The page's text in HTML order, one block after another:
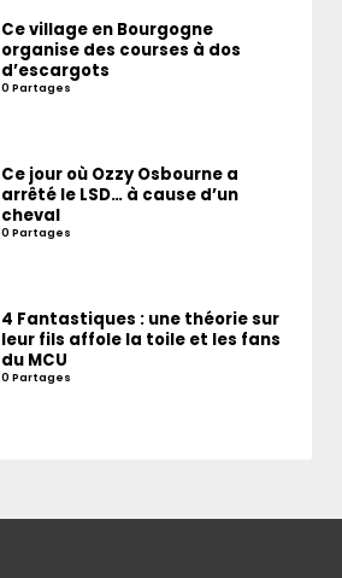
Ce village en Bourgogne
organise des courses à dos
d’escargots
0 Partages
Ce jour où Ozzy Osbourne a
arrêté le LSD… à cause d’un
cheval
0 Partages
4 Fantastiques : une théorie sur
leur fils affole la toile et les fans
du MCU
0 Partages